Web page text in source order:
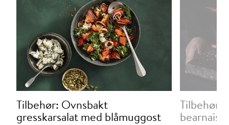
Tilbehør: Ovnsbakt
gresskarsalat med blåmuggost
Tilbehør: